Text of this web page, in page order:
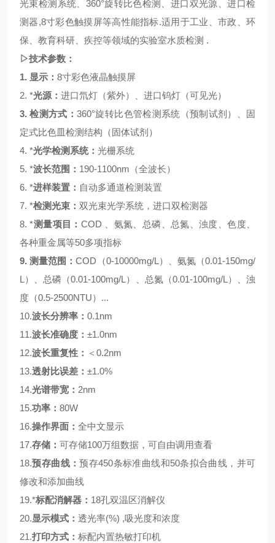
光束检测系统、 360°旋转比色检测、进口 双光源、进口检
测器,8寸彩色触摸屏等高性能指标.适用于工业、市政、环
保、教育科研、疾控等领域的实验室水质检测 .
▷技术参数：
1. 显示： 8寸彩色液晶触摸屏
2. *光源： 进口氘灯（紫外）、进口钨灯（可见光）
3.检测方式：360°旋转比色管检测系统 （预制试剂）、 固
定式比色皿检测结构 （固体试剂）
4. *光学检测系统： 光栅系统
5. *波长范围： 190-1100nm（全波长）
6. *进样装置： 自动多通道检测装置
7. *检测光束： 双光束光学系统，进口双检测器
8.*测量项目： COD 、氨氮、总磷、总氮、浊度、色度、
各种重金属等50多项指标
9.测量范围：COD（0-10000mg/L）、氨氮（0.01-150mg/
L）、总磷（0.01-100mg/L）、总氮（0.01-100mg/L）、浊
度（0.5-2500NTU） ...
10.波长分辨率 ： 0.1nm
11.波长准确度： ±1.0nm
12.波长重复性： ＜ 0.2nm
13.透射比误差： ±1.0%
14.光谱带宽： 2nm
15.功率： 80W
16.操作界面： 全中文显示
17.存储： 可存储100万组数据，可自由调用查看
18.预存曲线：预存450条标准曲线和50条拟合曲线，并可
修改和添加曲线
19.*标配消解器： 18孔双温区消解仪
20.显示模式： 透光率(%) ,吸光度和浓度
21.打印方式： 标配内置热敏打印机